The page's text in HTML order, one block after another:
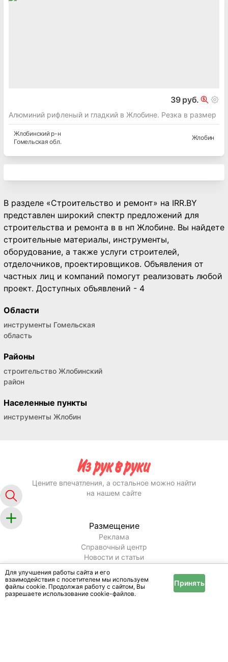
39 руб.
Алюминий рифленый и гладкий в Жлобине. Резка в размер
Жлобинскийр-н
Гомельская обл.
Жлобин
В разделе «Строительство и ремонт» на IRR.BY
представлен широкий спектр предложений для
строительства и ремонта в в нп Жлобине. Вы найдете
строительные материалы, инструменты,
оборудование, а также услуги строителей,
отделочников, проектировщиков. Объявления от
частных лиц и компаний помогут реализовать любой
проект. Доступных объявлений - 4
Области
инструменты Гомельская
область
Районы
строительство Жлобинский
район
Населенные пункты
инструменты Жлобин
Для улучшения работы сайта и его
взаимодействия с посетителем мы используем
файлы cookie. Продолжая работу с сайтом, Вы
разрешаете использование cookie-файлов.
Принять
Цените впечатления, а остальное можно найти
на нашем сайте
Размещение
Реклама
Справочный центр
Новости и статьи
Информация
Условия и правила
Публичный договор